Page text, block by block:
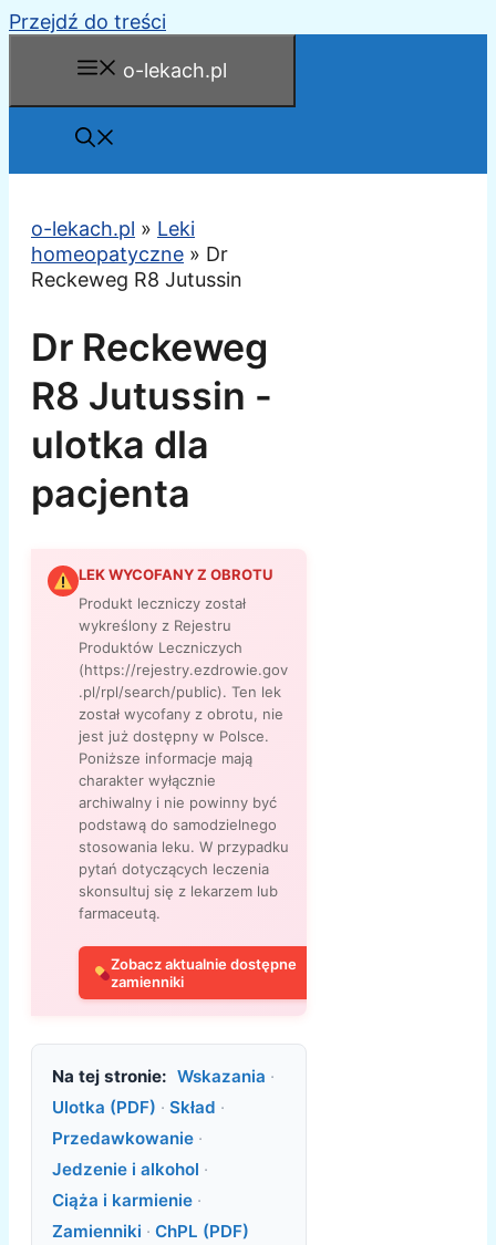
Przejdź do treści
o-lekach.pl
o-lekach.pl » Leki
homeopatyczne » Dr
Reckeweg R8 Jutussin
Dr Reckeweg
R8 Jutussin -
ulotka dla
pacjenta
LEK WYCOFANY Z OBROTU
Produkt leczniczy został
wykreślony z Rejestru
Produktów Leczniczych
(https://rejestry.ezdrowie.gov
.pl/rpl/search/public). Ten lek
został wycofany z obrotu, nie
jest już dostępny w Polsce.
Poniższe informacje mają
charakter wyłącznie
archiwalny i nie powinny być
podstawą do samodzielnego
stosowania leku. W przypadku
pytań dotyczących leczenia
skonsultuj się z lekarzem lub
farmaceutą.
Zobacz aktualnie dostępne
zamienniki
Na tej stronie: Wskazania ·
Ulotka (PDF) · Skład ·
Przedawkowanie ·
Jedzenie i alkohol ·
Ciąża i karmienie ·
Zamienniki · ChPL (PDF)